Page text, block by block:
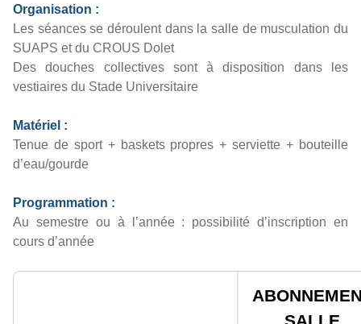
Organisation :
Les séances se déroulent dans la salle de musculation du
SUAPS et du CROUS Dolet
Des douches collectives sont à disposition dans les
vestiaires du Stade Universitaire
Matériel :
Tenue de sport + baskets propres + serviette + bouteille
d’eau/gourde
Programmation :
Au semestre ou à l’année : possibilité d’inscription en
cours d’année